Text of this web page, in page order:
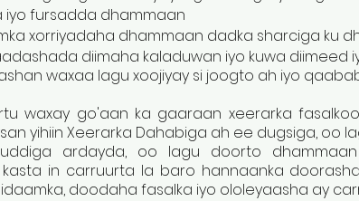
iyo fursadda dhammaan
xorriyadaha dhammaan dadka sharciga ku
diimaha kaladuwan iyo kuwa diimeed
waxaa lagu xoojiyay si joogto ah iyo
waxay go'aan ka gaaraan xeerarka
yihiin Xeerarka Dahabiga ah ee dugsiga,
ardayda, oo lagu doorto
in carruurta la baro hannaanka
doodaha fasalka iyo ololeyaasha ay